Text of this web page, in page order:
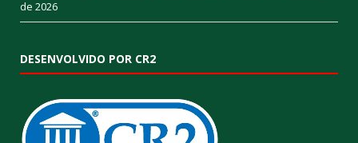
de 2026
DESENVOLVIDO POR CR2